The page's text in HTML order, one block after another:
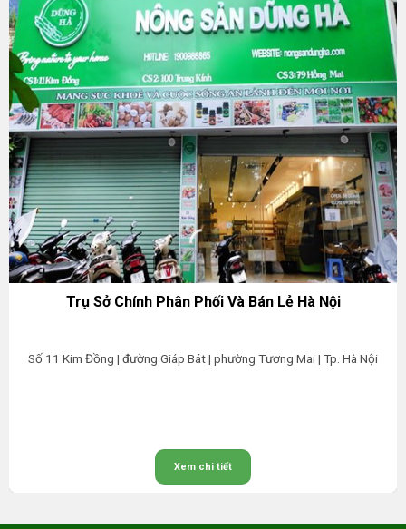
Trụ Sở Chính Phân Phối Và Bán Lẻ Hà Nội
Số 11 Kim Đồng | đường Giáp Bát | phường Tương Mai | Tp. Hà Nội
Xem chi tiết